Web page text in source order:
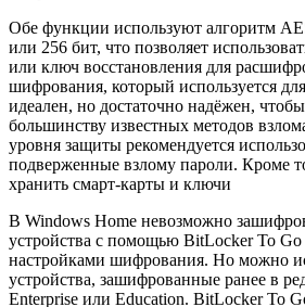
Обе функции используют алгоритм
или 256 бит, что позволяет
или ключ восстановления для
шифрования, который используется
идеален, но достаточно надёжен,
большинству известных методов
уровня защиты рекомендуется
подверженные взлому пароли. Кроме
хранить смарт-карты и ключи
В Windows Home невозможно
устройства с помощью BitLocker To Go
настройками шифрования. Но можно
устройства, зашифрованные ранее в
Enterprise или Education. BitLocker To